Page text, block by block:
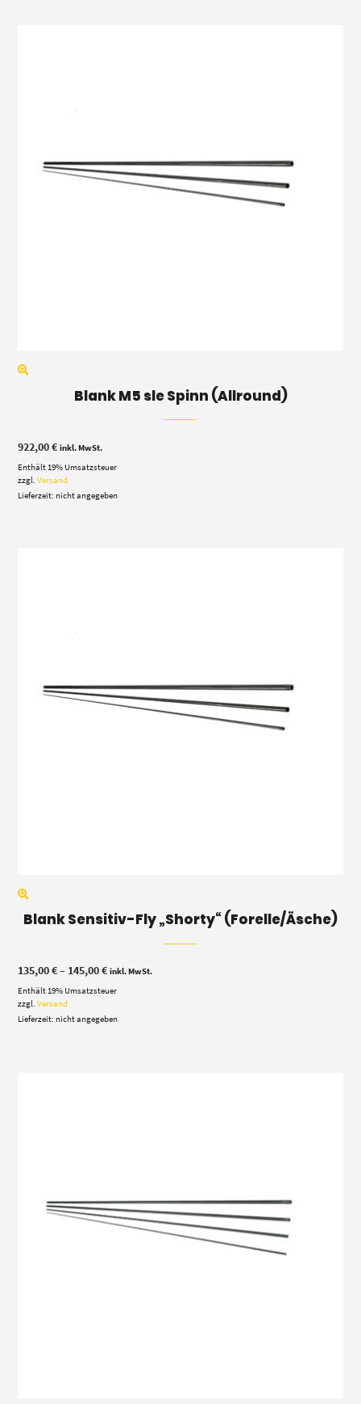
Blank M5 sle Spinn (Allround)
922,00€ inkl. MwSt.
Enthält 19% Umsatzsteuer
zzgl.Versand
Lieferzeit: nicht angegeben
Blank Sensitiv-Fly „Shorty“ (Forelle/Äsche)
135,00€– 145,00€Preisspanne:
bis
inkl. MwSt.
Enthält 19% Umsatzsteuer
zzgl.Versand
Lieferzeit: nicht angegeben